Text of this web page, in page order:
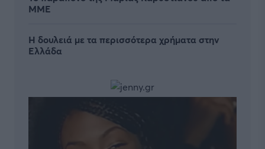
ΜΜΕ
Η δουλειά με τα περισσότερα χρήματα στην
Ελλάδα